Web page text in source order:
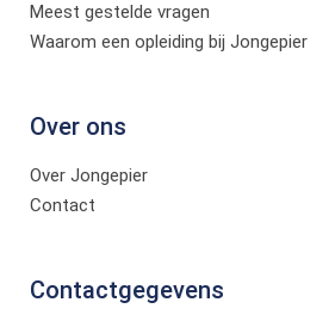
Meest gestelde vragen
Waarom een opleiding bij Jongepier
Over ons
Over Jongepier
Contact
Contactgegevens